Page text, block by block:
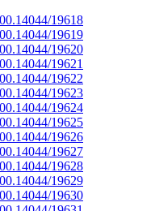
19618
19619
19620
19621
19622
19623
19624
19625
19626
19627
19628
19629
19630